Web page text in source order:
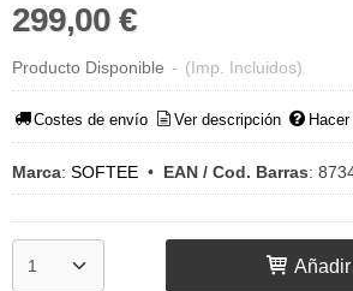
299,00 €
Producto Disponible - (Imp. Incluidos)
Costes de envío Ver descripción
Marca: SOFTEE • EAN / Cod. Barras: